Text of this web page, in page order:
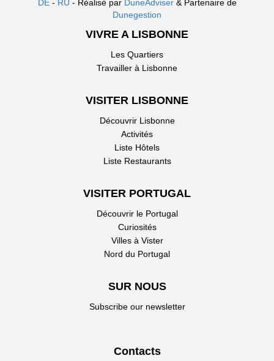
DE- RU - Réalisé par DuneAdviser & Partenaire de
Dunegestion
VIVRE A LISBONNE
Les Quartiers
Travailler à Lisbonne
VISITER LISBONNE
Découvrir Lisbonne
Activités
Liste Hôtels
Liste Restaurants
VISITER PORTUGAL
Découvrir le Portugal
Curiosités
Villes à Vister
Nord du Portugal
SUR NOUS
Subscribe our newsletter
Contacts